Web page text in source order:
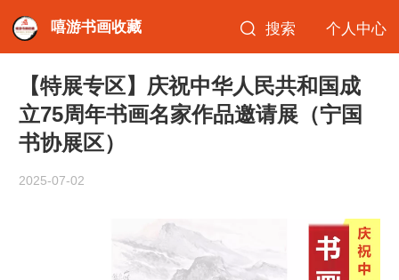
嘻游书画收藏 搜索 个人中心
【特展专区】庆祝中华人民共和国成
立75周年书画名家作品邀请展（宁国
书协展区）
2025-07-02